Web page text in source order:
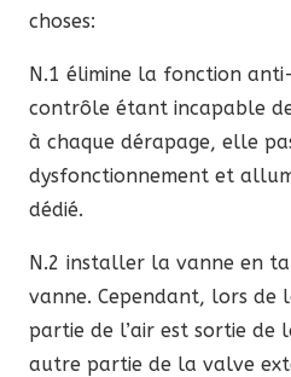
choses:
N.1 élimine la fonction
contrôle étant incapable
à chaque dérapage, elle
dysfonctionnement et
dédié.
N.2 installer la vanne en
vanne. Cependant, lors de
partie de l’air est sortie de
autre partie de la valve